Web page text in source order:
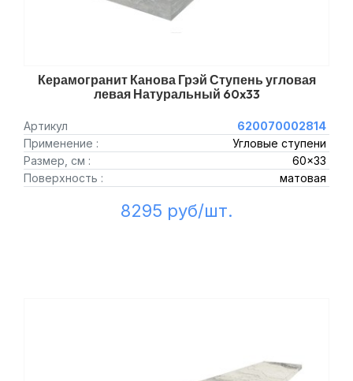
Керамогранит Канова Грэй Ступень угловая
левая Натуральный 60x33
Артикул
620070002814
Применение :
Угловые ступени
Размер, см :
60x33
Поверхность :
матовая
8295 руб/шт.